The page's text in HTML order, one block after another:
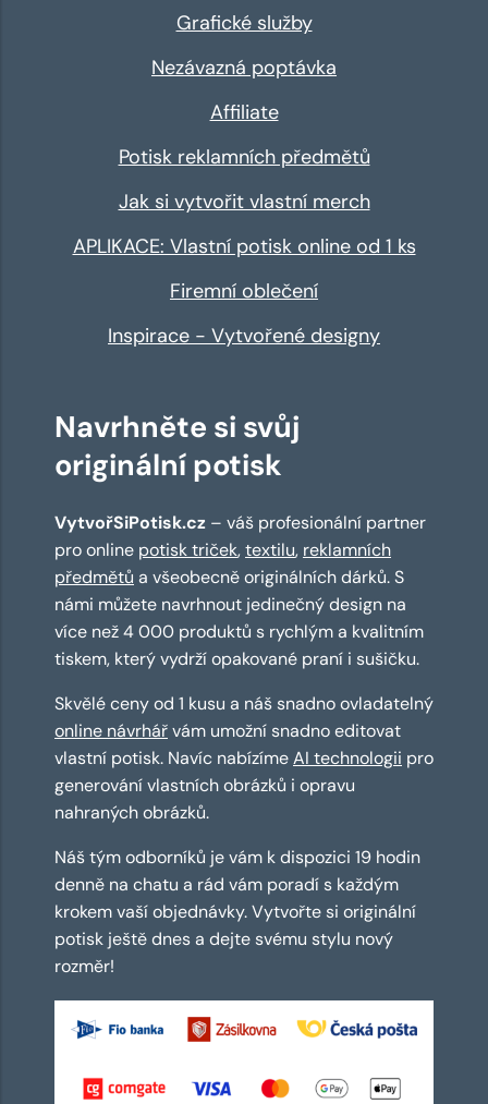
Grafické služby
Nezávazná poptávka
Affiliate
Potisk reklamních předmětů
Jak si vytvořit vlastní merch
APLIKACE: Vlastní potisk online od 1 ks
Firemní oblečení
Inspirace - Vytvořené designy
Navrhněte si svůj
originální potisk
VytvořSiPotisk.cz – váš profesionální partner
pro online potisk triček,textilu, reklamních
předmětů a všeobecně originálních dárků. S
námi můžete navrhnout jedinečný design na
více než 4 000 produktů s rychlým a kvalitním
tiskem, který vydrží opakované praní i sušičku.
Skvělé ceny od 1 kusu a náš snadno ovladatelný
online návrhářvám umožní snadno editovat
vlastní potisk. Navíc nabízímeAI technologii pro
generování vlastních obrázků i opravu
nahraných obrázků.
Náš tým odborníků je vám k dispozici 19 hodin
denně na chatu a rád vám poradí s každým
krokem vaší objednávky. Vytvořte si originální
potisk ještě dnes a dejte svému stylu nový
rozměr!